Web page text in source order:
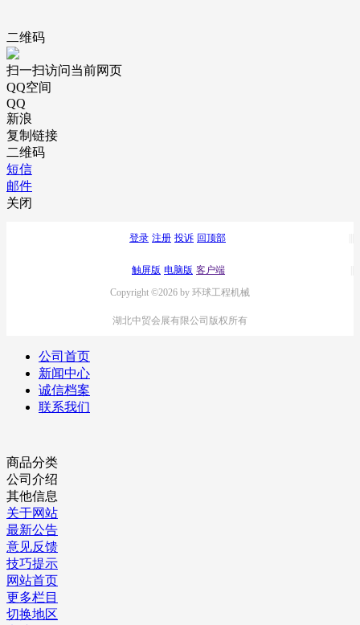
二维码
扫一扫访问当前网页
QQ空间
QQ
新浪
复制链接
二维码
短信
邮件
关闭
登录 注册 投诉 回顶部
触屏版 电脑版 客户端
Copyright ©2026 by 环球工程机械
湖北中贸会展有限公司版权所有
公司首页
新闻中心
诚信档案
联系我们
商品分类
公司介绍
其他信息
关于网站
最新公告
意见反馈
技巧提示
网站首页
更多栏目
切换地区